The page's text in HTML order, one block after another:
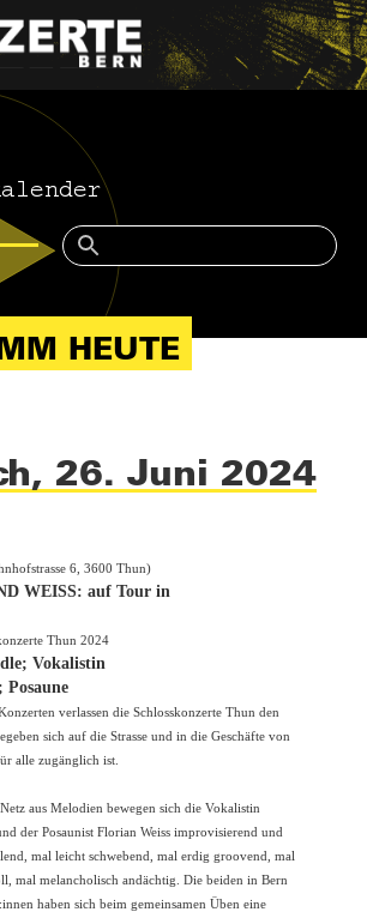
HEUTE
26. Juni 2024
6, 3600 Thun)
WEISS: auf Tour in
Thun 2024
Vokalistin
Posaune
verlassen die Schlosskonzerte Thun den
sich auf die Strasse und in die Geschäfte von
alle zugänglich ist.
aus Melodien bewegen sich die Vokalistin
der Posaunist Florian Weiss improvisierend und
mal leicht schwebend, mal erdig groovend, mal
mal melancholisch andächtig. Die beiden in Bern
haben sich beim gemeinsamen Üben eine